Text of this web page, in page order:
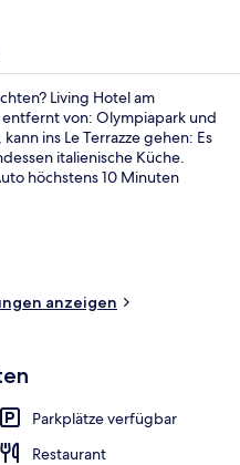
Living Hotel am
von: Olympiapark und
ins Le Terrazze gehen: Es
italienische Küche.
höchstens 10 Minuten
Die öffentlichen
Fußmarsch entfernt: Zur
West sind es 5 Minuten und
anzeigen
Parkplätze verfügbar
Restaurant